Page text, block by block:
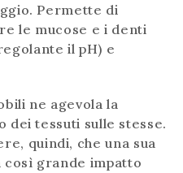
Permette di
le mucose e i denti
il pH) e
ne agevola la
dei tessuti sulle stesse.
quindi, che una sua
così grande impatto